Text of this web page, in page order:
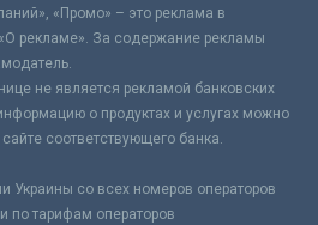
«Промо» – это реклама в
рекламе». За содержание рекламы
не является рекламой банковских
о продуктах и услугах можно
соответствующего банка.
Украины со всех номеров операторов
по тарифам операторов